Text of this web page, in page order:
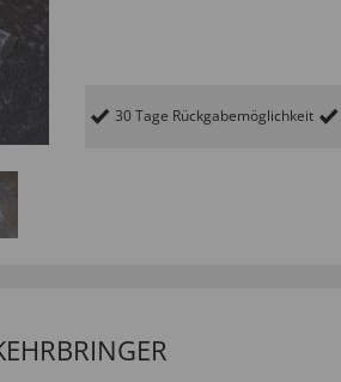
30 Tage Rückgabemöglichkeit